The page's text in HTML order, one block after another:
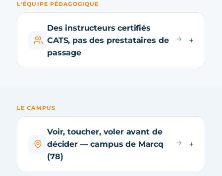
L'ÉQUIPE PÉDAGOGIQUE
Des instructeurs certifiés
CATS, pas des prestataires de
passage
LE CAMPUS
Voir, toucher, voler avant de
décider — campus de Marcq
(78)